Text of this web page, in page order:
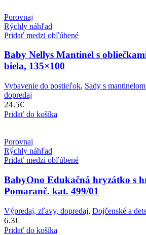
Porovnaj
Rýchly náhľad
Pridať medzi obľúbené
Baby Nellys Mantinel s
biela, 135×100
Vybavenie do postieľok, Sady s mantinelom
dopredaj
24.5€
Pridať do košíka
Porovnaj
Rýchly náhľad
Pridať medzi obľúbené
BabyOno Edukačná hryzátko s
Pomaranč. kat. 499/01
Výpredaj, zľavy, dopredaj, Dojčenské a
6.3€
Pridať do košíka